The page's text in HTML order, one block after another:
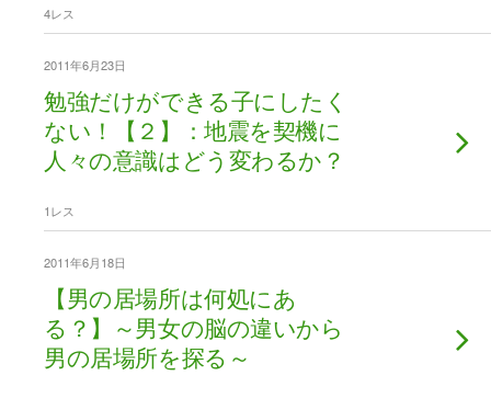
4レス
2011年6月23日
勉強だけができる子にしたく
ない！【２】：地震を契機に
人々の意識はどう変わるか？
1レス
2011年6月18日
【男の居場所は何処にあ
る？】～男女の脳の違いから
男の居場所を探る～